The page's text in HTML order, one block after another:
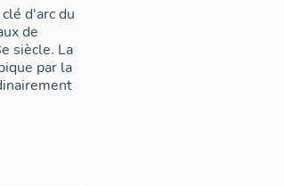
d'arc du
de
siècle. La
par la